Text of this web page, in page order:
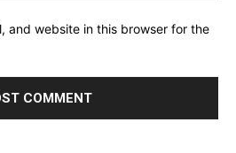
and website in this browser for the